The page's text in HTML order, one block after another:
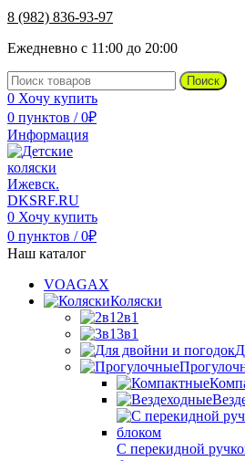
8 (982) 836-93-97
Ежедневно с 11:00 до 20:00
Поиск
0 Хочу купить
0 пунктов / 0₽
Информация
0 Хочу купить
0 пунктов / 0₽
Наш каталог
VOAGAX
Коляски
2в1
3в1
С перекидной